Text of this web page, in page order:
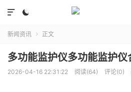


新闻资讯  正文
多功能监护仪多功能监护仪
2026-04-16 22:31:22 阅读(64) 评论(0)